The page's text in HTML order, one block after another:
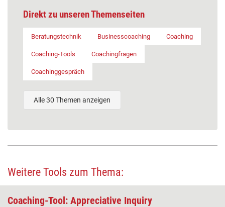
Direkt zu unseren Themenseiten
Beratungstechnik Businesscoaching Coaching
Coaching-Tools Coachingfragen
Coachinggespräch
Alle 30 Themen anzeigen
Weitere Tools zum Thema:
Coaching-Tool: Appreciative Inquiry